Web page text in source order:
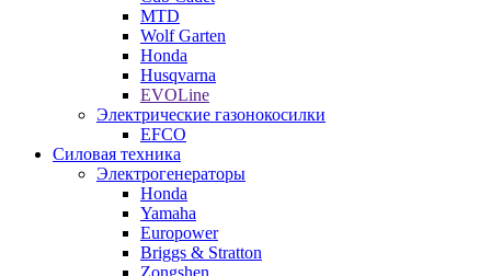
MTD
Wolf Garten
Honda
Husqvarna
EVOLine
Электрические газонокосилки
EFCO
Силовая техника
Электрогенераторы
Honda
Yamaha
Europower
Briggs & Stratton
Zongshen